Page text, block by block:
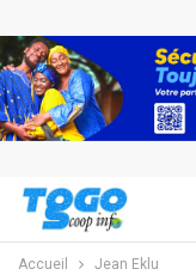
Accueil Jean Eklu